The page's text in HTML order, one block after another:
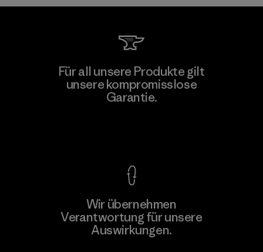
Singtex Industrial
Material-supplier
Für all unsere Produkte gilt
unsere kompromisslose
Garantie.
Wir übernehmen
Verantwortung für unsere
Auswirkungen.